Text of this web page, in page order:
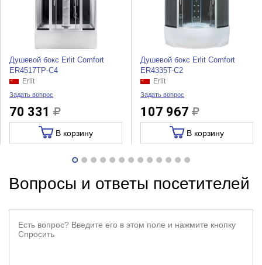
Душевой бокс Erlit Comfort
ER4517TP-C4
Erlit
Задать вопрос
70 331
В корзину
Душевой бокс Erlit Comfort
ER4335T-C2
Erlit
Задать вопрос
107 967
В корзину
Вопросы и ответы посетителей